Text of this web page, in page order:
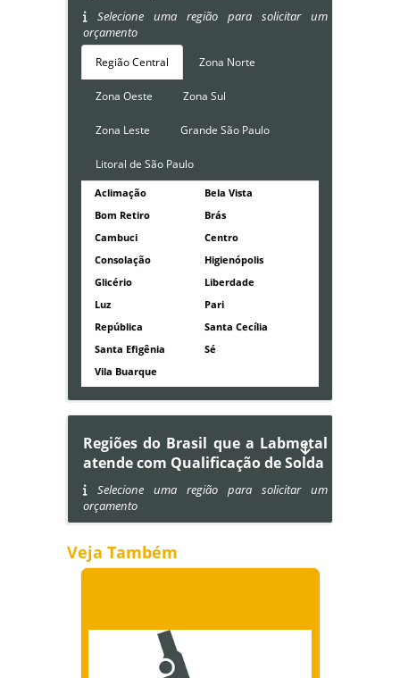
Selecione uma região para solicitar um
orçamento
Região Central Zona Norte
Zona Oeste Zona Sul
Zona Leste Grande São Paulo
Litoral de São Paulo
Aclimação
Bela Vista
Bom Retiro
Brás
Cambuci
Centro
Consolação
Higienópolis
Glicério
Liberdade
Luz
Pari
República
Santa Cecília
Santa Efigênia
Sé
Vila Buarque
Regiões do Brasil que a Labmetal
atende com Qualificação de Solda
Selecione uma região para solicitar um
orçamento
Veja Também